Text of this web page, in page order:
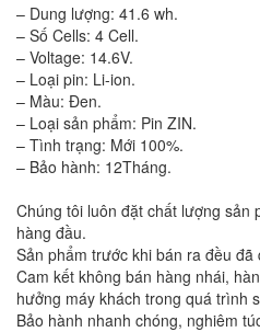
– Dung lượng: 41.6 wh.
– Số Cells: 4 Cell.
– Voltage: 14.6V.
– Loại pin: Li-ion.
– Màu: Đen.
– Loại sản phẩm: Pin ZIN.
– Tình trạng: Mới 100%.
– Bảo hành: 12Tháng.
Chúng tôi luôn đặt chất lượng sản
hàng đầu.
Sản phẩm trước khi bán ra đều đã
Cam kết không bán hàng nhái,
hưởng máy khách trong quá trình
Bảo hành nhanh chóng, nghiêm